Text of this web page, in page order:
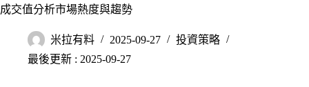
成交值分析市場熱度與趨勢
米拉有料 2025-09-27
投資策略
最後更新 : 2025-09-27